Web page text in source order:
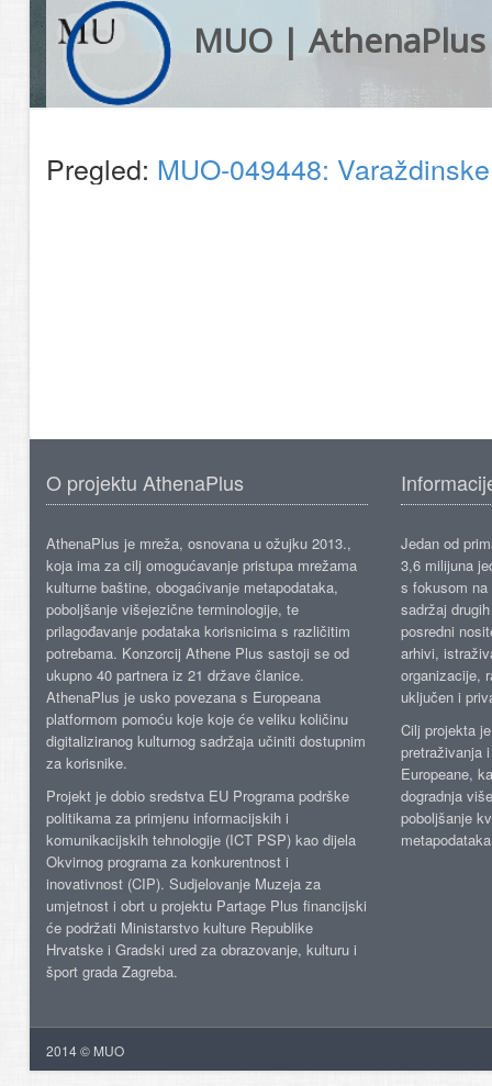
MUO | AthenaPlus
Pregled: MUO-049448:
O projektu AthenaPlus
AthenaPlus je mreža, osnovana u ožujku 2013.,
koja ima za cilj omogućavanje pristupa mrežama
kulturne baštine, obogaćivanje metapodataka,
poboljšanje višejezične terminologije, te
prilagođavanje podataka korisnicima s različitim
potrebama. Konzorcij Athene Plus sastoji se od
ukupno 40 partnera iz 21 države članice.
AthenaPlus je usko povezana s Europeana
platformom pomoću koje koje će veliku količinu
digitaliziranog kulturnog sadržaja učiniti dostupnim
za korisnike.
Projekt je dobio sredstva EU Programa podrške
politikama za primjenu informacijskih i
komunikacijskih tehnologije (ICT PSP) kao dijela
Okvirnog programa za konkurentnost i
inovativnost (CIP). Sudjelovanje Muzeja za
umjetnost i obrt u projektu Partage Plus financijski
će podržati Ministarstvo kulture Republike
Hrvatske i Gradski ured za obrazovanje, kulturu i
šport grada Zagreba.
Jedan od
3,6 milijuna
s fokusom
sadržaj
posredni
arhivi,
organizacije,
uključen i
Cilj projekta
pretraživanja
Europeane,
dogradnja
poboljšanje
2014 © MUO